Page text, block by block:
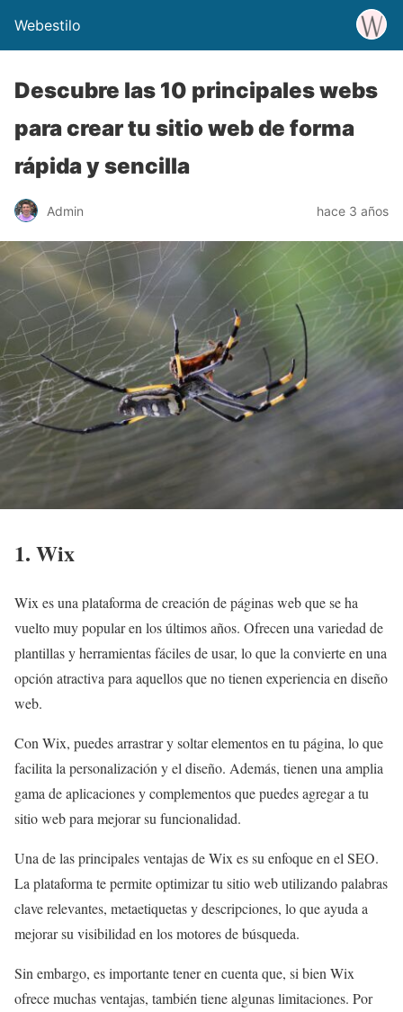
Webestilo
Descubre las 10 principales webs
para crear tu sitio web de forma
rápida y sencilla
Admin hace 3 años
1. Wix
Wix es una plataforma de creación de páginas web que se ha
vuelto muy popular en los últimos años. Ofrecen una variedad de
plantillas y herramientas fáciles de usar, lo que la convierte en una
opción atractiva para aquellos que no tienen experiencia en diseño
web.
Con Wix, puedes arrastrar y soltar elementos en tu página, lo que
facilita la personalización y el diseño. Además, tienen una amplia
gama de aplicaciones y complementos que puedes agregar a tu
sitio web para mejorar su funcionalidad.
Una de las principales ventajas de Wix es su enfoque en el SEO.
La plataforma te permite optimizar tu sitio web utilizando palabras
clave relevantes, metaetiquetas y descripciones, lo que ayuda a
mejorar su visibilidad en los motores de búsqueda.
Sin embargo, es importante tener en cuenta que, si bien Wix
ofrece muchas ventajas, también tiene algunas limitaciones. Por